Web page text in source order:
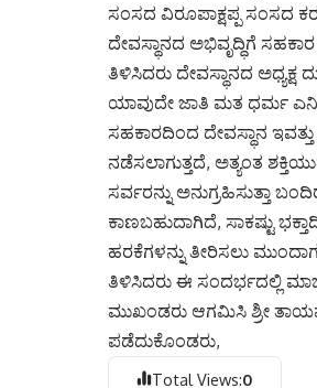
ಸಂಸದ ವಿರೂಪಾಕ್ಷಪ್ಪ ಸಂಸದ
ದೇವಸ್ಥಾನದ ಅಭಿವೃದ್ಧಿಗೆ
ತಿಳಿಸಿದರು ದೇವಸ್ಥಾನದ ಅಧ್ಯಕ್ಷ
ಯಾವುದೇ ಜಾತಿ ಮತ ಧರ್ಮ
ಸಹಕಾರದಿಂದ ದೇವಸ್ಥಾನ
ನಡೆಸಲಾಗುತ್ತದೆ, ಅತ್ಯಂತ
ಸರ್ವರನ್ನು ಅನುಗ್ರಹಿಸುತ್ತಾ
ಕಾಣಬಹುದಾಗಿದೆ, ಸಾಕಷ್ಟು
ಹರಕೆಗಳನ್ನು ತೀರಿಸಲು
ತಿಳಿಸಿದರು ಈ ಸಂದರ್ಭದಲ್ಲಿ
ಮುಖಂಡರು ಆಗಮಿಸಿ ಶ್ರೀ
ಪಡೆದುಕೊಂಡರು,
Total Views:0